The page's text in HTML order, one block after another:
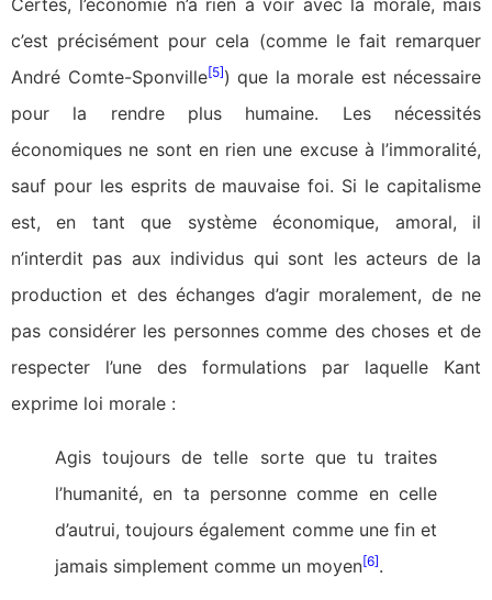
c’est précisément pour cela (comme le fait remarquer
André Comte-Sponville[5]) que la morale est nécessaire
pour la rendre plus humaine. Les nécessités
économiques ne sont en rien une excuse à l’immoralité,
sauf pour les esprits de mauvaise foi. Si le capitalisme
est, en tant que système économique, amoral, il
n’interdit pas aux individus qui sont les acteurs de la
production et des échanges d’agir moralement, de ne
pas considérer les personnes comme des choses et de
respecter l’une des formulations par laquelle Kant
exprime loi morale :
Agis toujours de telle sorte que tu traites
l’humanité, en ta personne comme en celle
d’autrui, toujours également comme une fin et
jamais simplement comme un moyen[6].